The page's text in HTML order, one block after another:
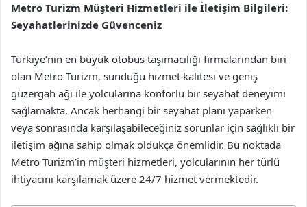
Metro Turizm Müşteri Hizmetleri ile İletişim Bilgileri:
Seyahatlerinizde Güvenceniz
Türkiye’nin en büyük otobüs taşımacılığı firmalarından biri
olan Metro Turizm, sunduğu hizmet kalitesi ve geniş
güzergah ağı ile yolcularına konforlu bir seyahat deneyimi
sağlamakta. Ancak herhangi bir seyahat planı yaparken
veya sonrasında karşılaşabileceğiniz sorunlar için sağlıklı bir
iletişim ağına sahip olmak oldukça önemlidir. Bu noktada
Metro Turizm’in müşteri hizmetleri, yolcularının her türlü
ihtiyacını karşılamak üzere 24/7 hizmet vermektedir.